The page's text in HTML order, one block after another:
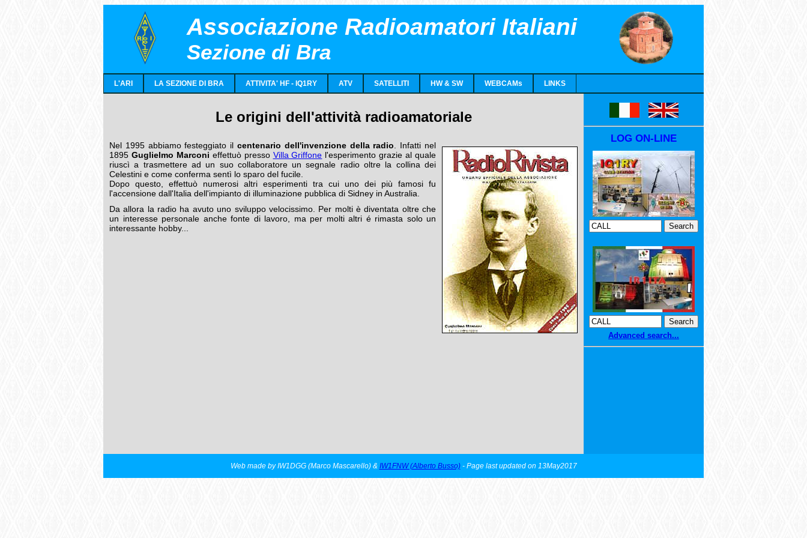
Associazione Radioamatori Italiani
Sezione di Bra
L'ARI LA SEZIONE DI BRA ATTIVITA' HF - IQ1RY ATV SATELLITI HW & SW WEBCAMs LINKS
Le origini dell'attività radioamatoriale
Nel 1995 abbiamo festeggiato il centenario dell'invenzione della radio . Infatti nel
1895 Guglielmo Marconi effettuò presso Villa Griffone l'esperimento grazie al quale
riuscì a trasmettere ad un suo collaboratore un segnale radio oltre la collina dei
Celestini e come conferma sentì lo sparo del fucile.
Dopo questo, effettuò numerosi altri esperimenti tra cui uno dei più famosi fu
l'accensione dall'Italia dell'impianto di illuminazione pubblica di Sidney in Australia.
Da allora la radio ha avuto uno sviluppo velocissimo. Per molti è diventata oltre che
un interesse personale anche fonte di lavoro, ma per molti altri é rimasta solo un
interessante hobby...
LOG ON-LINE
Advanced search...
Web made by IW1DGG (Marco Mascarello) & IW1FNW (Alberto Busso)- Page last updated on 13May2017